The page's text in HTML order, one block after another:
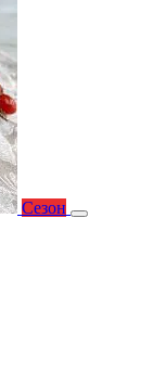
Сезон